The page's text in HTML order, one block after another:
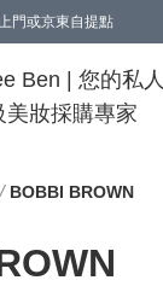
門或京東自提點
Ben | 您的私人
美妝採購專家
/ BOBBI BROWN